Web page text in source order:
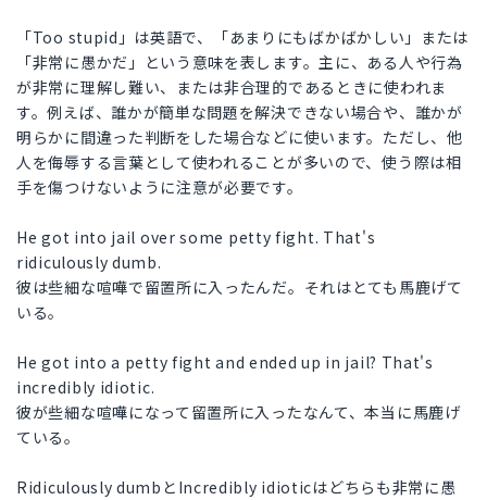
「Too stupid」は英語で、「あまりにもばかばかしい」または
「非常に愚かだ」という意味を表します。主に、ある人や行為
が非常に理解し難い、または非合理的であるときに使われま
す。例えば、誰かが簡単な問題を解決できない場合や、誰かが
明らかに間違った判断をした場合などに使います。ただし、他
人を侮辱する言葉として使われることが多いので、使う際は相
手を傷つけないように注意が必要です。
He got into jail over some petty fight. That's
ridiculously dumb.
彼は些細な喧嘩で留置所に入ったんだ。それはとても馬鹿げて
いる。
He got into a petty fight and ended up in jail? That's
incredibly idiotic.
彼が些細な喧嘩になって留置所に入ったなんて、本当に馬鹿げ
ている。
Ridiculously dumbとIncredibly idioticはどちらも非常に愚